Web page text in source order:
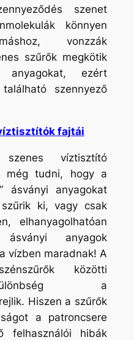
szenet
könnyen
vonzzák
szűrők megkötik
ezért
szennyező
fajtái
víztisztító
még tudni, hogy a
ásványi anyagokat
ki, vagy csak
elhanyagolhatóan
anyagok
vízben maradnak! A
közötti
a
Hiszen a szűrők
a patroncsere
felhasználói hibák